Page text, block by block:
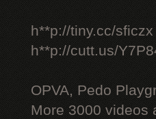
h**p://tiny.cc/sficzx
h**p://cutt.us/
OPVA, Pedo
More 3000 videos